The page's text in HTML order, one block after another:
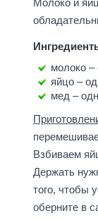
Молоко и
молоко –
яйцо –
мед –
Взбиваем
Держать
того, чтобы
оберните в